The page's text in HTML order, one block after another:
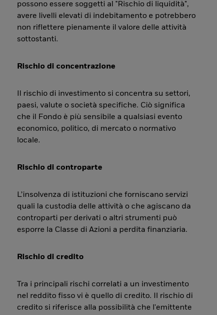
possono essere soggetti al "Rischio di liquidità",
avere livelli elevati di indebitamento e potrebbero
non riflettere pienamente il valore delle attività
sottostanti.
Rischio di concentrazione
Il rischio di investimento si concentra su settori,
paesi, valute o società specifiche. Ciò significa
che il Fondo è più sensibile a qualsiasi evento
economico, politico, di mercato o normativo
locale.
Rischio di controparte
L’insolvenza di istituzioni che forniscano servizi
quali la custodia delle attività o che agiscano da
controparti per derivati o altri strumenti può
esporre la Classe di Azioni a perdita finanziaria.
Rischio di credito
Tra i principali rischi correlati a un investimento
nel reddito fisso vi è quello di credito. Il rischio di
credito si riferisce alla possibilità che l'emittente